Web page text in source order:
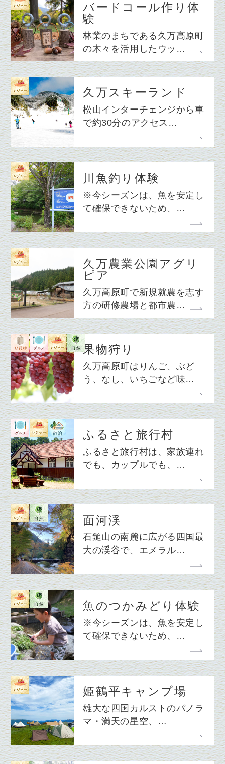
バードコール作り体
験
林業のまちである久万高原町
の木々を活用したウッ…
久万スキーランド
松山インターチェンジから車
で約30分のアクセス…
川魚釣り体験
※今シーズンは、魚を安定し
て確保できないため、…
久万農業公園アグリ
ピア
久万高原町で新規就農を志す
方の研修農場と都市農…
果物狩り
久万高原町はりんご、ぶど
う、なし、いちごなど味…
ふるさと旅行村
ふるさと旅行村は、家族連れ
でも、カップルでも、…
面河渓
石鎚山の南麓に広がる四国最
大の渓谷で、エメラル…
魚のつかみどり体験
※今シーズンは、魚を安定し
て確保できないため、…
姫鶴平キャンプ場
雄大な四国カルストのパノラ
マ・満天の星空、…